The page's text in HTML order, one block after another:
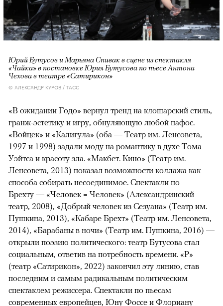
Юрий Бутусов и Марьяна Спивак в сцене из спектакля
«Чайка» в постановке Юрия Бутусова по пьесе Антона
Чехова в театре «Сатирикон»
© АЛЕКСАНДР КУРОВ / ТАСС
«В ожидании Годо» вернул тренд на клошарский стиль,
гранж-эстетику и игру, обнуляющую любой пафос.
«Войцек» и «Калигула» (оба — Театр им. Ленсовета,
1997 и 1998) задали моду на романтику в духе Тома
Уэйтса и красоту зла. «Макбет. Кино» (Театр им.
Ленсовета, 2013) показал возможности коллажа как
способа собирать несоединимое. Спектакли по
Брехту — «Человек = Человек» (Александринский
театр, 2008), «Добрый человек из Сезуана» (Театр им.
Пушкина, 2013), «Кабаре Брехт» (Театр им. Ленсовета,
2014), «Барабаны в ночи» (Театр им. Пушкина, 2016) —
открыли поэзию политического: театр Бутусова стал
социальным, ответив на потребность времени. «Р»
(театр «Сатирикон», 2022) закончил эту линию, став
последним и самым радикальным политическим
спектаклем режиссера. Спектакли по пьесам
современных европейцев, Юну Фоссе и Флориану